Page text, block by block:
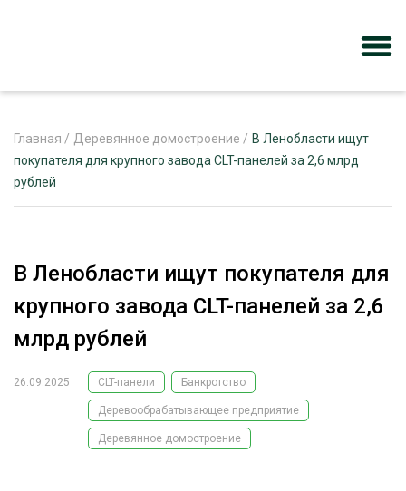
ЖУРНАЛ «ЛЕСНОЙ КОМПЛЕКС»
ЛЕСОЗАГОТОВКА
ОБРАБОТКА ДРЕВЕСИНЫ
ЭКСПЕРТНОЕ МНЕНИЕ
Главная / Деревянное домостроение / В Ленобласти ищут
покупателя для крупного завода CLT-панелей за 2,6 млрд
рублей
В Ленобласти ищут покупателя для
крупного завода CLT-панелей за 2,6
млрд рублей
26.09.2025 CLT-панели Банкротство
Деревообрабатывающее предприятие
Деревянное домостроение